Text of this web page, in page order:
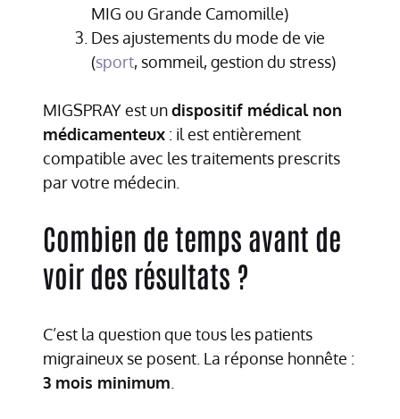
MIG ou Grande Camomille)
Des ajustements du mode de vie
(sport, sommeil, gestion du stress)
MIGSPRAY est undispositif médical non
médicamenteux : il est entièrement
compatible avec les traitements prescrits
par votre médecin.
Combien de temps avant de
voir des résultats ?
C’est la question que tous les patients
migraineux se posent. La réponse honnête :
3 mois minimum